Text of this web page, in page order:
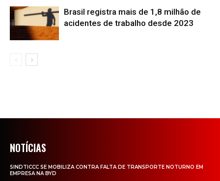
Brasil registra mais de 1,8 milhão de
acidentes de trabalho desde 2023
NOTÍCIAS
SINDTICCC SE MOBILIZA CONTRA FALTA DE TRANSPORTE NOTURNO EM
EMPRESA NA BYD